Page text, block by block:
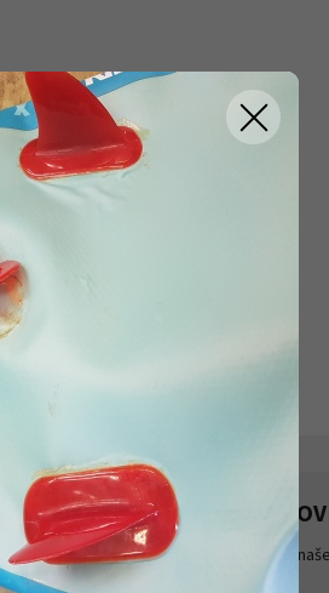
PŘIHLASTE SE K ODBĚRU
Získejte přehled o novinkách a akcích na
Přihlašte se k odběru novinek.